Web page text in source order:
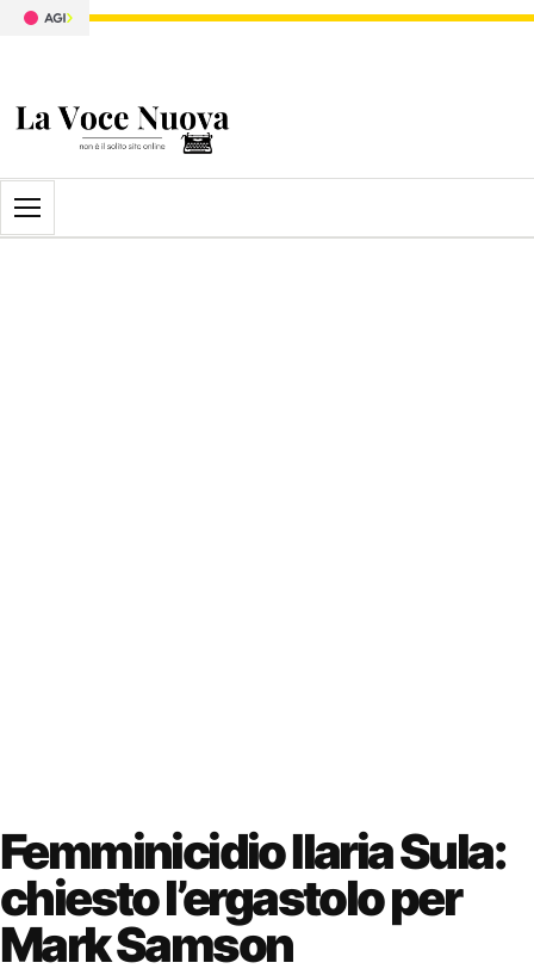
Apri il menu
Femminicidio Ilaria Sula:
chiesto l’ergastolo per
Mark Samson